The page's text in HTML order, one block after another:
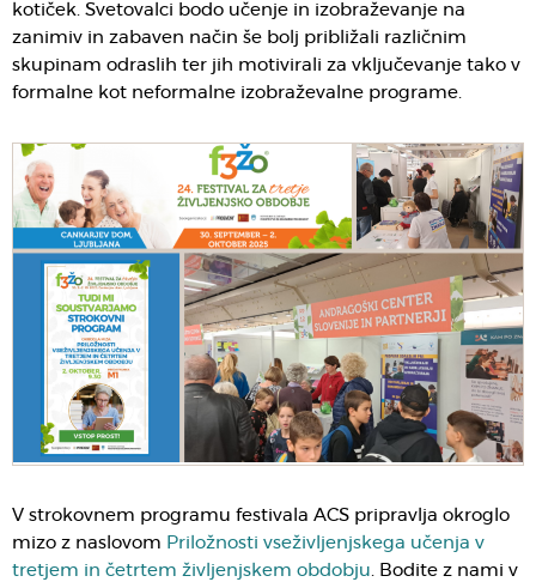
kotiček. Svetovalci bodo učenje in izobraževanje na
zanimiv in zabaven način še bolj približali različnim
skupinam odraslih ter jih motivirali za vključevanje tako v
formalne kot neformalne izobraževalne programe.
V strokovnem programu festivala ACS pripravlja okroglo
mizo z naslovom Priložnosti vseživljenjskega učenja v
tretjem in četrtem življenjskem obdobju. Bodite z nami v